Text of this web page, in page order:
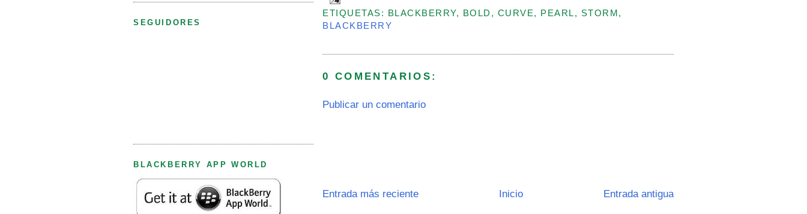
ETIQUETAS: BLACKBERRY, BOLD, CURVE, PEARL, STORM,
BLACKBERRY
0 COMENTARIOS:
Publicar un comentario
Entrada más reciente Entrada antigua
Inicio
SEGUIDORES
BLACKBERRY APP WORLD